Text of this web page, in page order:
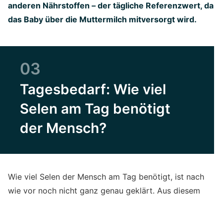
anderen Nährstoffen – der tägliche Referenzwert, da
das Baby über die Muttermilch mitversorgt wird.
03
Tagesbedarf: Wie viel
Selen am Tag benötigt
der Mensch?
Wie viel Selen der Mensch am Tag benötigt, ist nach
wie vor noch nicht ganz genau geklärt. Aus diesem